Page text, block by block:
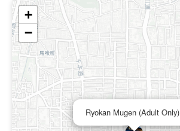
Ryokan Mugen (Adult Only)
+
−